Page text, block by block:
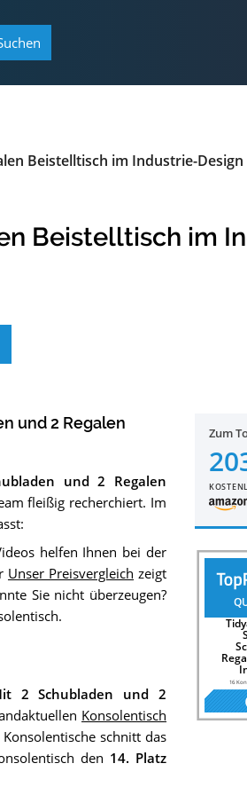
Beistelltisch im Industrie-Design
Beistelltisch im
Zum
16
und 2 Regalen
und 2 Regalen
fleißig recherchiert. Im
helfen Ihnen bei der
Unser Preisvergleich zeigt
Sie nicht überzeugen?
2 Schubladen und 2
Konsolentisch
schnitt das
den 14. Platz